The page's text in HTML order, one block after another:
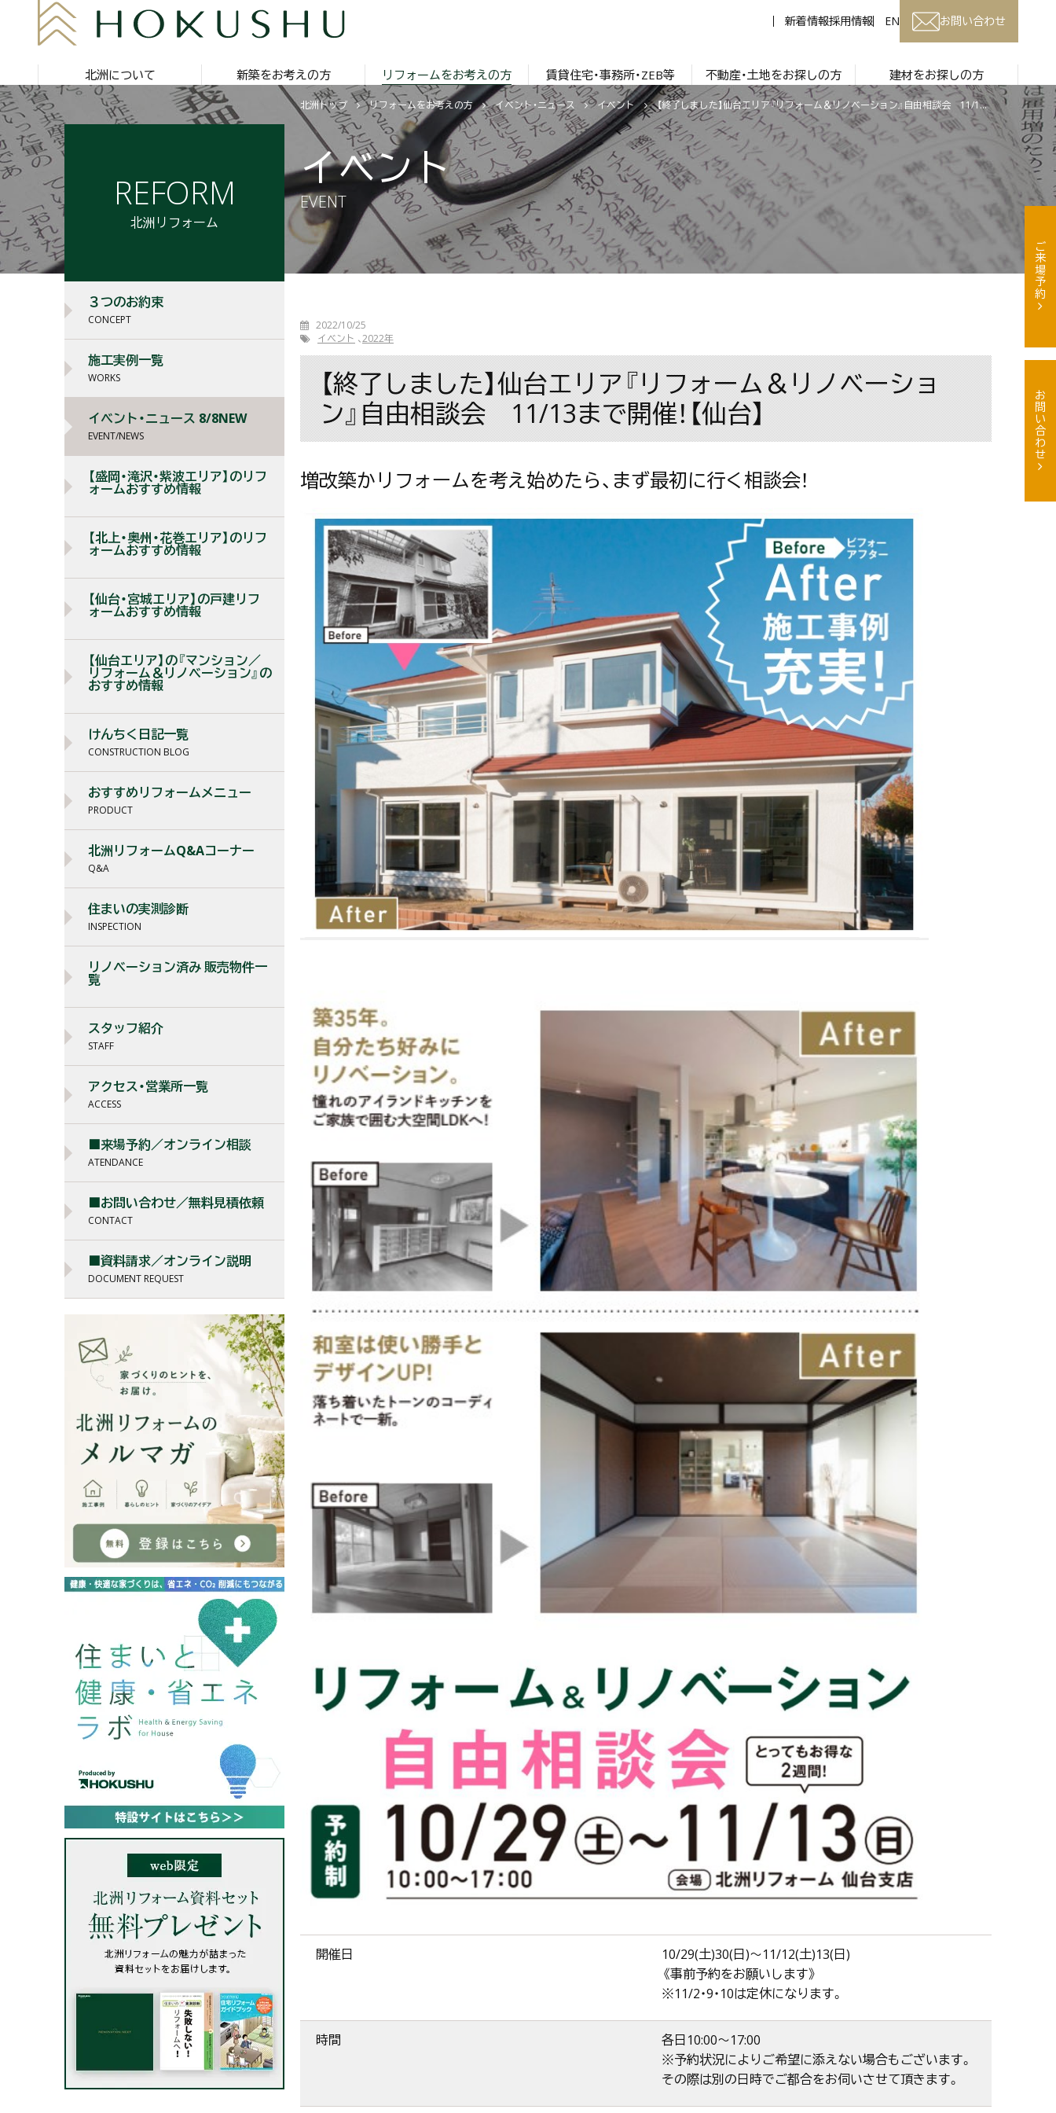
新着情報採用情報 EN お問い合わせ
北洲について 新築をお考えの方 リフォームをお考えの方 賃貸住宅・事務所・ZEB等 不動産・土地をお探しの方 建材をお探しの方
北洲トップ リフォームをお考えの方 イベント・ニュース イベント 【終了しました】仙台エリア『リフォーム＆リノベーション』自由相談会 11/13まで開催！【仙台】
イベント
EVENT
2022/10/25
イベント
2022年
【終了しました】仙台エリア『リフォーム＆リノベーショ
ン』自由相談会 11/13まで開催！【仙台】
増改築かリフォームを考え始めたら、まず最初に行く相談会！
開催日
10/29(土)30(日)～11/12(土)13(日)
《事前予約をお願いします》
※11/2・9・10は定休になります。
時間
各日10:00～17:00
※予約状況によりご希望に添えない場合もございます。
その際は別の日時でご都合をお伺いさせて頂きます。
REFORM
北洲リフォーム
３つのお約束
CONCEPT
施工実例一覧
WORKS
イベント・ニュース 8/8NEW
EVENT/NEWS
【盛岡・滝沢・紫波エリア】のリフ
ォームおすすめ情報
【北上・奥州・花巻エリア】のリフ
ォームおすすめ情報
【仙台・宮城エリア】の戸建リフ
ォームおすすめ情報
【仙台エリア】の『マンション／
リフォーム＆リノベーション』の
おすすめ情報
けんちく日記一覧
CONSTRUCTION BLOG
おすすめリフォームメニュー
PRODUCT
北洲リフォームQ&Aコーナー
Q&A
住まいの実測診断
INSPECTION
リノベーション済み 販売物件一
覧
スタッフ紹介
STAFF
アクセス・営業所一覧
ACCESS
■来場予約／オンライン相談
ATENDANCE
■お問い合わせ／無料見積依頼
CONTACT
■資料請求／オンライン説明
DOCUMENT REQUEST
ご来場予約
お問い合わせ